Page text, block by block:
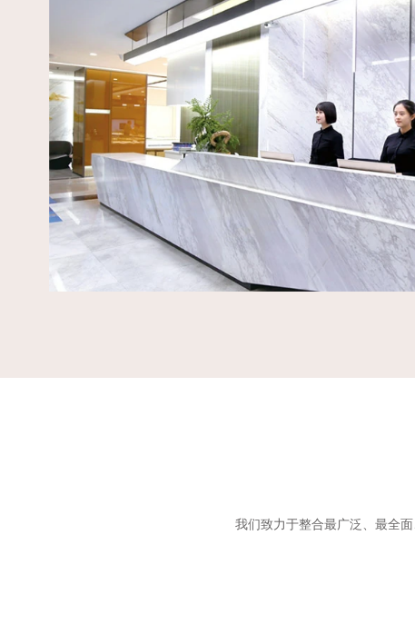
我们致力于整合最广泛、最全